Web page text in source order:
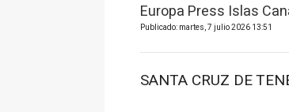
Europa Press Islas
Publicado: martes, 7 julio 2026 13:51
SANTA CRUZ DE